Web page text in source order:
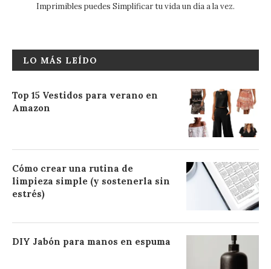
Imprimibles puedes Simplificar tu vida un día a la vez.
LO MÁS LEÍDO
Top 15 Vestidos para verano en
Amazon
Cómo crear una rutina de
limpieza simple (y sostenerla sin
estrés)
DIY Jabón para manos en espuma